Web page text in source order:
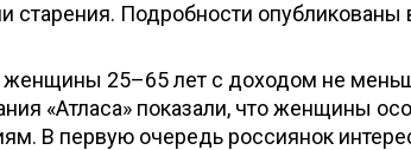
старения. Подробности опубликованы
женщины 25–65 лет с доходом не
«Атласа» показали, что женщины
В первую очередь россиянок